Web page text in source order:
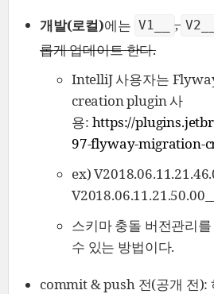
개발(로컬)에는 V1__ , V2__
롭게 업데이트 한다.
IntelliJ 사용자는
creation plugin 사
용: https://
97-flyway-migration-
ex)
스키마 충돌 버전관리
수 있는 방법이다.
commit & push 전(공개 전):